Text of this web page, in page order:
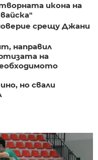
икона на
срещу Джани
направил
на
но свали